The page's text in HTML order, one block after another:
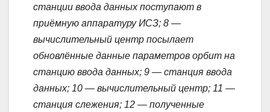
станции ввода данных поступают в
приёмную аппаратуру ИСЗ; 8 —
вычислительный центр посылает
обновлённые данные параметров орбит на
станцию ввода данных; 9 — станция ввода
данных; 10 — вычислительный центр; 11 —
станция слежения; 12 — полученные